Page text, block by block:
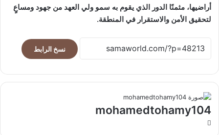
أراضيها، مثمنًا الدور الذي يقوم به سمو ولي العهد من جهود ومساعٍ
لتحقيق الأمن والاستقرار في المنطقة.
نسخ الرابط
mohamedtohamy104